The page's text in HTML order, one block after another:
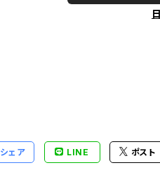
シェア LINE ポスト